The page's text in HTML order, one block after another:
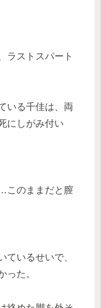
ラストスパート
いる千佳は、両
にしがみ付い
のままだと膣
ているせいで、
った。